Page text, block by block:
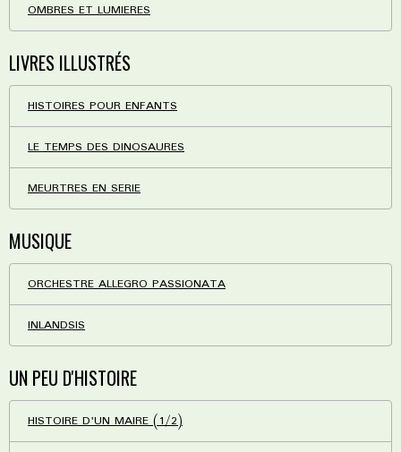
OMBRES ET LUMIERES
LIVRES ILLUSTRÉS
HISTOIRES POUR ENFANTS
LE TEMPS DES DINOSAURES
MEURTRES EN SERIE
MUSIQUE
ORCHESTRE ALLEGRO PASSIONATA
INLANDSIS
UN PEU D'HISTOIRE
HISTOIRE D'UN MAIRE (1/2)